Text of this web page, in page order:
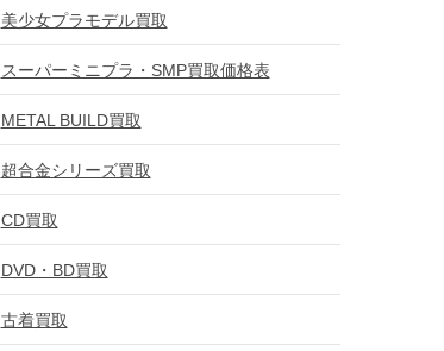
美少女プラモデル買取
スーパーミニプラ・SMP買取価格表
METAL BUILD買取
超合金シリーズ買取
CD買取
DVD・BD買取
古着買取